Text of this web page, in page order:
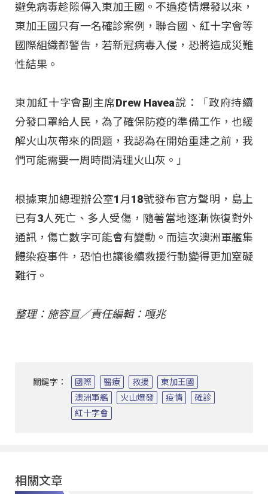
避免病毒趁隙傳入東加王國。不過疫情爆發以來，
東加王國只有一名確診案例，聯合國、紅十字會等
國際組織都警告，若新冠病毒入侵，恐將造成災難
性結果。
東加紅十字會副主席Drew Havea說：「政府持續
分發口罩給人民，為了確保防疫的準備工作，也緩
解火山灰帶來的問題，我認為在開始重建之前，我
們可能需要一周時間清理火山灰。」
根據東加總理辦公室1月18號發布官方聲明，島上
已有3人死亡、多人受傷，隨著當地逐漸恢復對外
通訊，傷亡數字可能會有變動。而這次澳洲軍艦集
體染疫事件，恐怕也讓後續救援行動變得更加窒礙
難行。
整理：施容亘／責任編輯：嘎兆
關鍵字： 國際 醫療 救援
東加王國
澳洲軍艦
火山爆發 疫情
確診
紅十字會
相關文章